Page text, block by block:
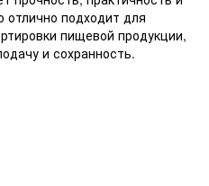
отлично подходит для
пищевой продукции,
и сохранность.